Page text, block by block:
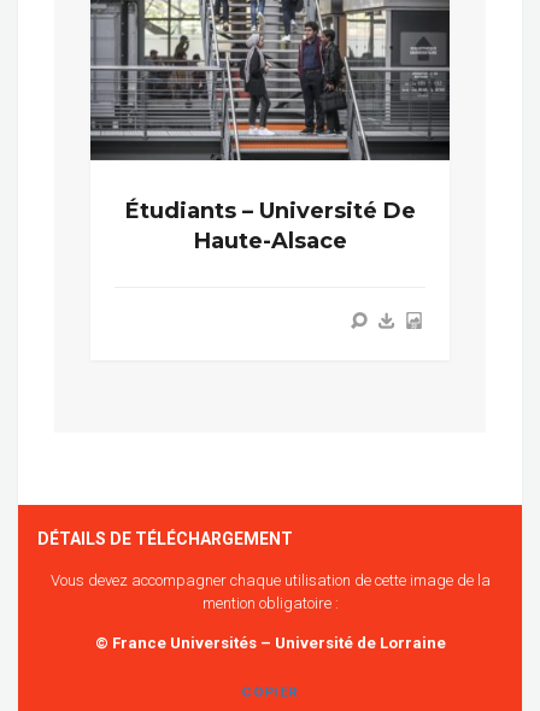
Étudiants – Université De
Haute-Alsace
DÉTAILS DE TÉLÉCHARGEMENT
Vous devez accompagner chaque utilisation de cette image de la
mention obligatoire :
© France Universités – Université de Lorraine
COPIER